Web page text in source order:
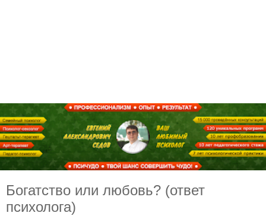
Богатство или любовь? (ответ
психолога)